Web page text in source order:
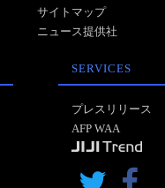
サイトマップ
ニュース提供社
SERVICES
プレスリリース
AFP WAA